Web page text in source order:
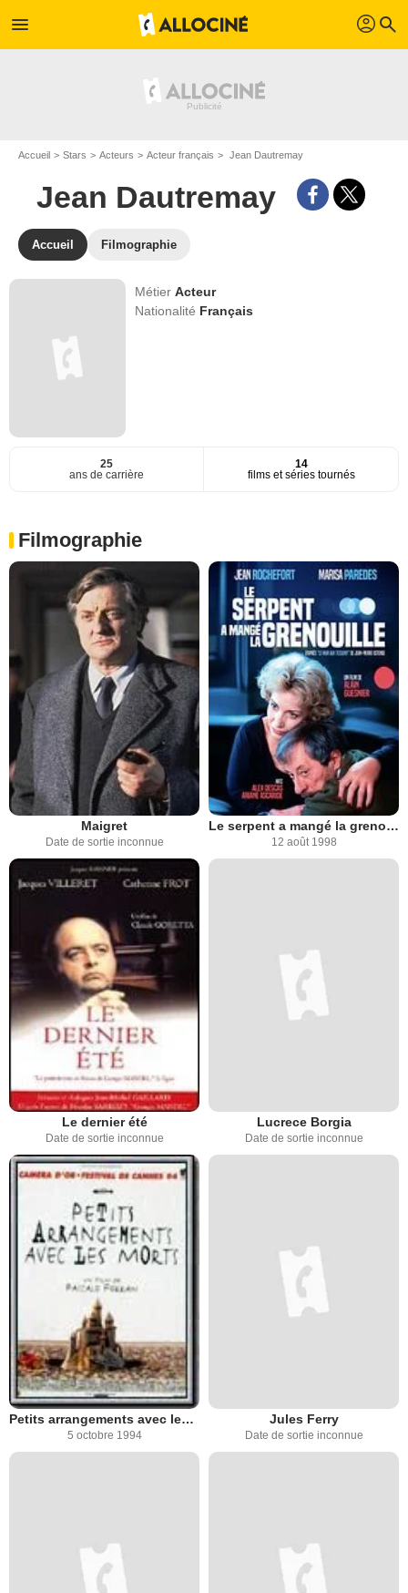
menu profil search
Accueil Stars Acteurs Acteur français Jean Dautremay
Jean Dautremay
Accueil Filmographie
MétierActeur
Nationalité Français
25
ans de carrière
14
films et séries tournés
Filmographie
Maigret
Date de sortie inconnue
Le serpent a mangé la grenouille
12 août 1998
Le dernier été
Date de sortie inconnue
Lucrece Borgia
Date de sortie inconnue
Petits arrangements avec les morts
5 octobre 1994
Jules Ferry
Date de sortie inconnue